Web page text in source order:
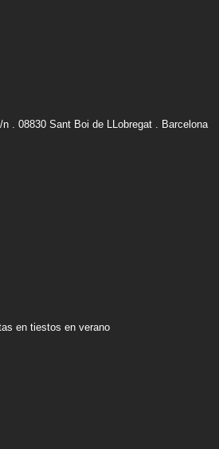
. 08830 Sant Boi de LLobregat . Barcelona
en tiestos en verano